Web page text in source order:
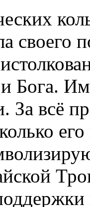
Бога.
За всё